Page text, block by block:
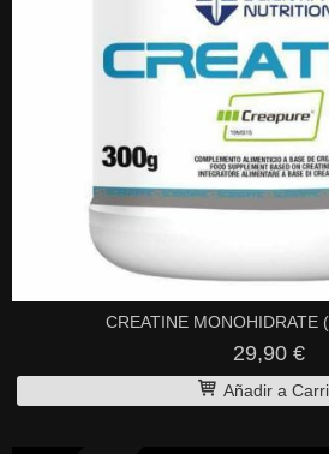
CREATINE MONOHIDRATE
29,90 €
Añadir a